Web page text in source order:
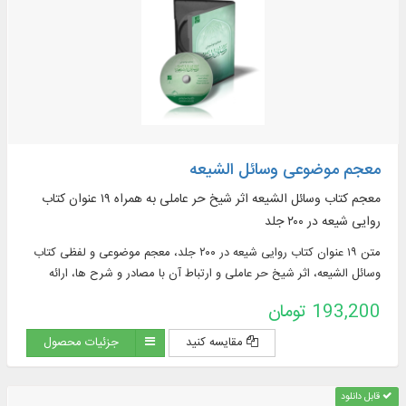
معجم موضوعی وسائل الشیعه
معجم کتاب وسائل الشیعه اثر شیخ حر عاملی به همراه ۱۹ عنوان کتاب
روایی شیعه در ۲۰۰ جلد
متن ۱۹ عنوان کتاب روایی شیعه در ۲۰۰ جلد، معجم موضوعی و لفظی کتاب
وسائل الشیعه، اثر شیخ حر عاملی و ارتباط آن با مصادر و شرح ها، ارائه
193,200 تومان
مقایسه کنید جزئیات محصول
قابل دانلود